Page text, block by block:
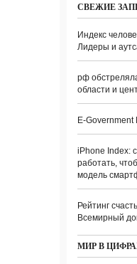
СВЕЖИЕ
Индекс
Лидеры и
рф
области и
E-
iPhone Index:
работать,
модель
Рейтинг
Всемирный
МИР В